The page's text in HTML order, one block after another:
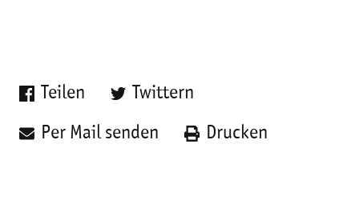
Teilen Twittern
Per Mail senden Drucken